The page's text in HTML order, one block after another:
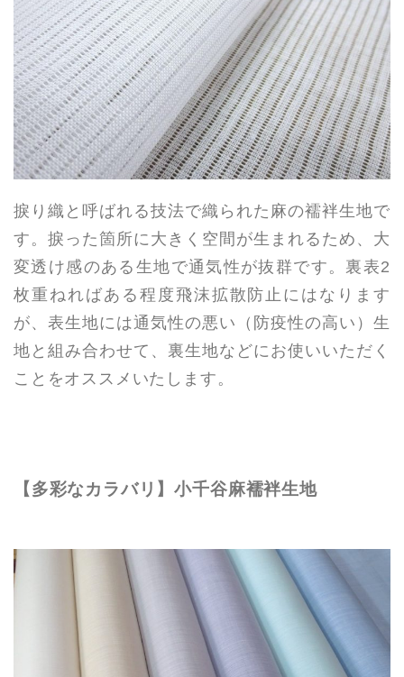
捩り織と呼ばれる技法で織られた麻の襦袢生地で
す。捩った箇所に大きく空間が生まれるため、大
変透け感のある生地で通気性が抜群です。裏表2
枚重ねればある程度飛沫拡散防止にはなります
が、表生地には通気性の悪い（防疫性の高い）生
地と組み合わせて、裏生地などにお使いいただく
ことをオススメいたします。
【多彩なカラバリ】小千谷麻襦袢生地